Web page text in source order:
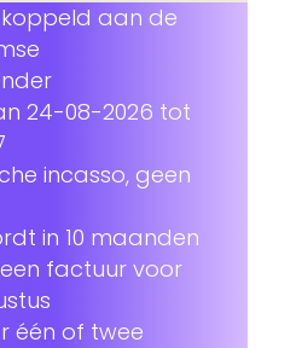
aan de
24-08-2026 tot
incasso, geen
in 10 maanden
factuur voor
één of twee